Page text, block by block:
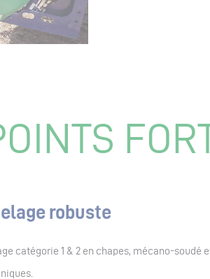
robuste
catégorie 1 & 2 en chapes, mécano-